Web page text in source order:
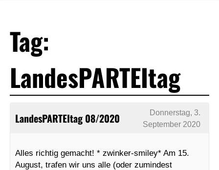
Tag:
LandesPARTEItag
LandesPARTEItag 08/2020
Donnerstag, 3.
September 2020
Alles richtig gemacht! * zwinker-smiley* Am 15.
August, trafen wir uns alle (oder zumindest